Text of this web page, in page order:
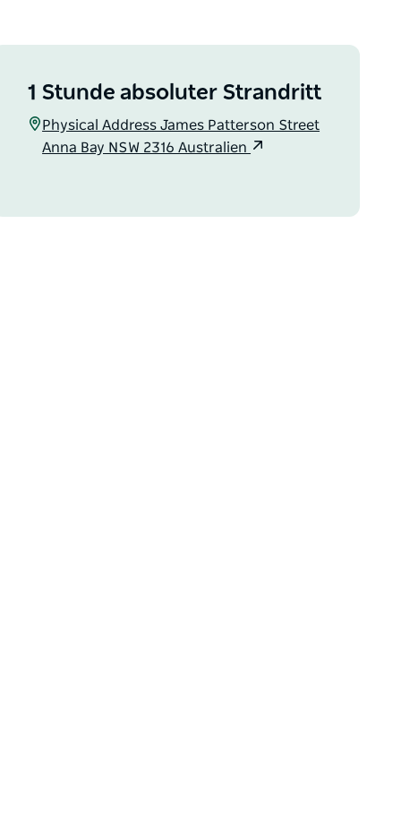
1 Stunde absoluter Strandritt
Physical Address James Patterson Street
Anna Bay NSW 2316 Australien